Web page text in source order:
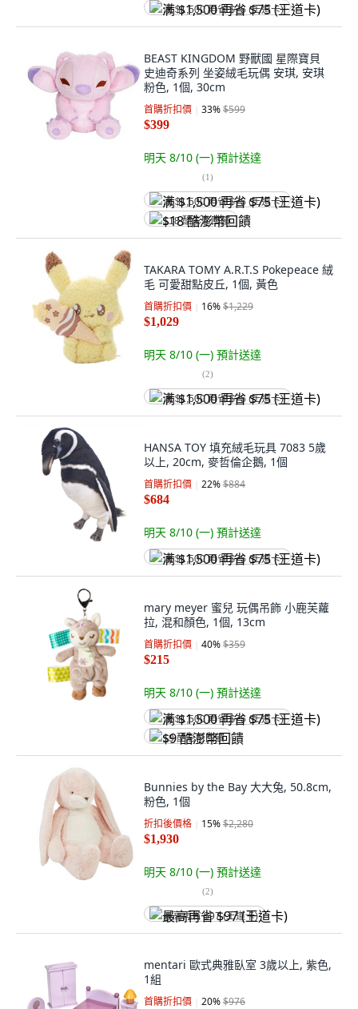
满 $1,500 再省 $75 (王道卡)
BEAST KINGDOM 野獸國 星際寶貝
史迪奇系列 坐姿絨毛玩偶 安琪, 安琪
粉色, 1個, 30cm
首購折扣價 33%$599
$399
明天 8/10 (一) 預計送達
(1)
满 $1,500 再省 $75 (王道卡)
$18 酷澎幣回饋
TAKARA TOMY A.R.T.S Pokepeace 絨
毛 可愛甜點皮丘, 1個, 黃色
首購折扣價 16%$1,229
$1,029
明天 8/10 (一) 預計送達
(2)
满 $1,500 再省 $75 (王道卡)
HANSA TOY 填充絨毛玩具 7083 5歲
以上, 20cm, 麥哲倫企鵝, 1個
首購折扣價 22%$884
$684
明天 8/10 (一) 預計送達
满 $1,500 再省 $75 (王道卡)
mary meyer 蜜兒 玩偶吊飾 小鹿芙蘿
拉, 混和顏色, 1個, 13cm
首購折扣價 40%$359
$215
明天 8/10 (一) 預計送達
满 $1,500 再省 $75 (王道卡)
$9 酷澎幣回饋
Bunnies by the Bay 大大兔, 50.8cm,
粉色, 1個
折扣後價格 15%$2,280
$1,930
明天 8/10 (一) 預計送達
(2)
最高再省 $97 (王道卡)
mentari 歐式典雅臥室 3歲以上, 紫色,
1組
首購折扣價 20%$976